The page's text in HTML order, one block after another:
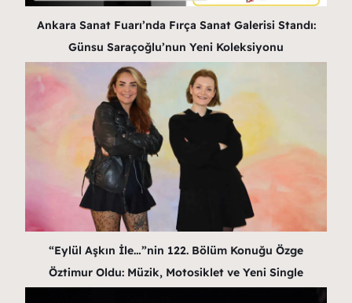
Ankara Sanat Fuarı’nda Fırça Sanat Galerisi Standı:
Günsu Saraçoğlu’nun Yeni Koleksiyonu
“Eylül Aşkın İle…”nin 122. Bölüm Konuğu Özge
Öztimur Oldu: Müzik, Motosiklet ve Yeni Single